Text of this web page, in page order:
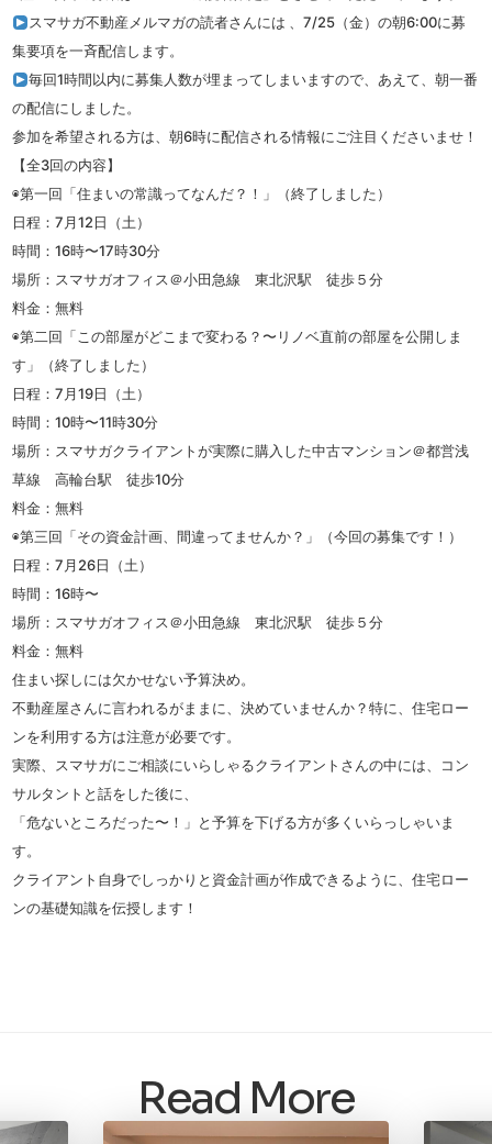
スマサガ不動産メルマガの読者さんには 、7/25（金）の朝6:00に募
集要項を一斉配信します。
毎回1時間以内に募集人数が埋まってしまいますので、あえて、朝一番
の配信にしました。
参加を希望される方は、朝6時に配信される情報にご注目くださいませ！
【全3回の内容】
◉第一回「住まいの常識ってなんだ？！」（終了しました）
日程：7月12日（土）
時間：16時〜17時30分
場所：スマサガオフィス＠小田急線 東北沢駅 徒歩５分
料金：無料
◉第二回「この部屋がどこまで変わる？〜リノベ直前の部屋を公開しま
す」（終了しました）
日程：7月19日（土）
時間：10時〜11時30分
場所：スマサガクライアントが実際に購入した中古マンション＠都営浅
草線 高輪台駅 徒歩10分
料金：無料
◉第三回「その資金計画、間違ってませんか？」（今回の募集です！）
日程：7月26日（土）
時間：16時〜
場所：スマサガオフィス＠小田急線 東北沢駅 徒歩５分
料金：無料
住まい探しには欠かせない予算決め。
不動産屋さんに言われるがままに、決めていませんか？特に、住宅ロー
ンを利用する方は注意が必要です。
実際、スマサガにご相談にいらしゃるクライアントさんの中には、コン
サルタントと話をした後に、
「危ないところだった〜！」と予算を下げる方が多くいらっしゃいま
す。
クライアント自身でしっかりと資金計画が作成できるように、住宅ロー
ンの基礎知識を伝授します！
Read More